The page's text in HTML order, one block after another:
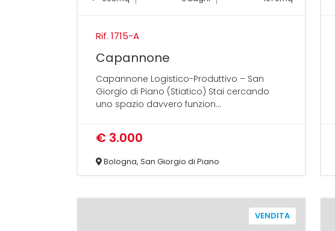
Rif. 1715-A
Capannone
Capannone Logistico-Produttivo – San
Giorgio di Piano (Stiatico) Stai cercando
uno spazio davvero funzion...
€ 3.000
Bologna, San Giorgio di Piano
VENDITA